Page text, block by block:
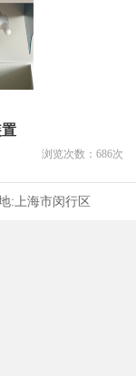
浏览次数： 686次
: 上海市闵行区